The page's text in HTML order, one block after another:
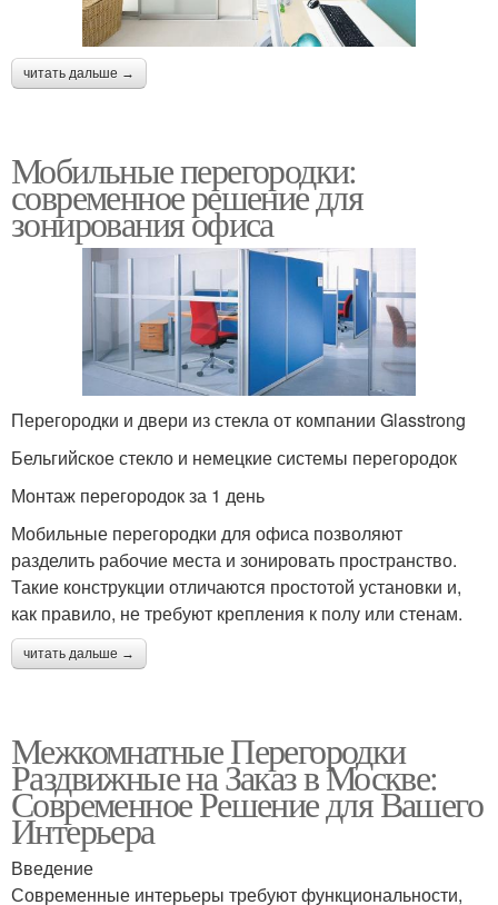
читать дальше →
Мобильные перегородки:
современное решение для
зонирования офиса
Перегородки и двери из стекла от компании Glasstrong
Бельгийское стекло и немецкие системы перегородок
Монтаж перегородок за 1 день
Мобильные перегородки для офиса позволяют
разделить рабочие места и зонировать пространство.
Такие конструкции отличаются простотой установки и,
как правило, не требуют крепления к полу или стенам.
читать дальше →
Межкомнатные Перегородки
Раздвижные на Заказ в Москве:
Современное Решение для Вашего
Интерьера
Введение
Современные интерьеры требуют функциональности,